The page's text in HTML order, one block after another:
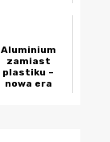
Aluminium
zamiast
plastiku –
nowa era